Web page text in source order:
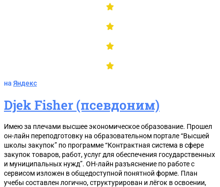
на Яндекс
Djek Fisher (псевдоним)
Имею за плечами высшее экономическое образование. Прошел
он-лайн переподготовку на образовательном портале “Высшей
школы закупок” по программе “Контрактная система в сфере
закупок товаров, работ, услуг для обеспечения государственных
и муниципальных нужд”. ОН-лайн разъяснение по работе с
сервисом изложен в общедоступной понятной форме. План
учебы составлен логично, структурирован и лёгок в освоении,
Таблицу штрафов по КоАП